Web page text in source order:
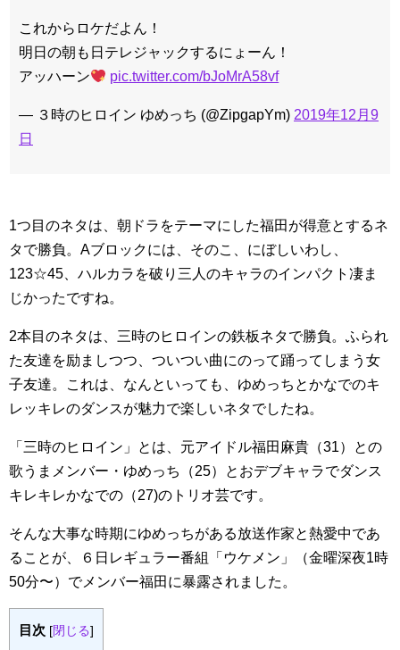
これからロケだよん！
明日の朝も日テレジャックするにょーん！
アッハーン
pic.twitter.com/bJoMrA58vf
— ３時のヒロイン ゆめっち (@ZipgapYm) 2019年12月9
日
1つ目のネタは、朝ドラをテーマにした福田が得意とするネ
タで勝負。Aブロックには、そのこ、にぼしいわし、
123☆45、ハルカラを破り三人のキャラのインパクト凄ま
じかったですね。
2本目のネタは、三時のヒロインの鉄板ネタで勝負。ふられ
た友達を励ましつつ、ついつい曲にのって踊ってしまう女
子友達。これは、なんといっても、ゆめっちとかなでのキ
レッキレのダンスが魅力で楽しいネタでしたね。
「三時のヒロイン」とは、元アイドル福田麻貴（31）との
歌うまメンバー・ゆめっち（25）とおデブキャラでダンス
キレキレかなでの（27)のトリオ芸です。
そんな大事な時期にゆめっちがある放送作家と熱愛中であ
ることが、６日レギュラー番組「ウケメン」（金曜深夜1時
50分〜）でメンバー福田に暴露されました。
目次 [閉じる]